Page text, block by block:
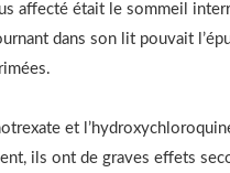
affecté était le sommeil
dans son lit pouvait
et
ils ont de graves effets